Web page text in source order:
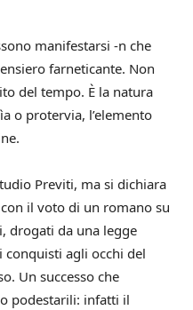
manifestarsi -n che
farneticante. Non
del tempo. È la natura
o protervia, l’elemento
Previti, ma si dichiara
il voto di un romano su
drogati da una legge
agli occhi del
Un successo che
podestarili: infatti il